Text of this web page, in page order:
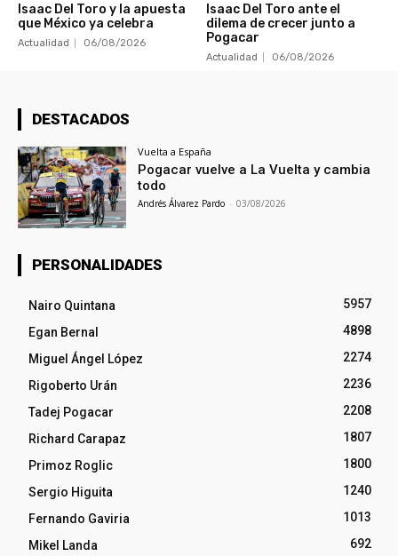
Isaac Del Toro y la apuesta
que México ya celebra
Actualidad 06/08/2026
Isaac Del Toro ante el
dilema de crecer junto a
Pogacar
Actualidad 06/08/2026
DESTACADOS
Vuelta a España
Pogacar vuelve a La Vuelta y cambia
todo
Andrés Álvarez Pardo - 03/08/2026
PERSONALIDADES
Nairo Quintana
5957
Egan Bernal
4898
Miguel Ángel López
2274
Rigoberto Urán
2236
Tadej Pogacar
2208
Richard Carapaz
1807
Primoz Roglic
1800
Sergio Higuita
1240
Fernando Gaviria
1013
Mikel Landa
692